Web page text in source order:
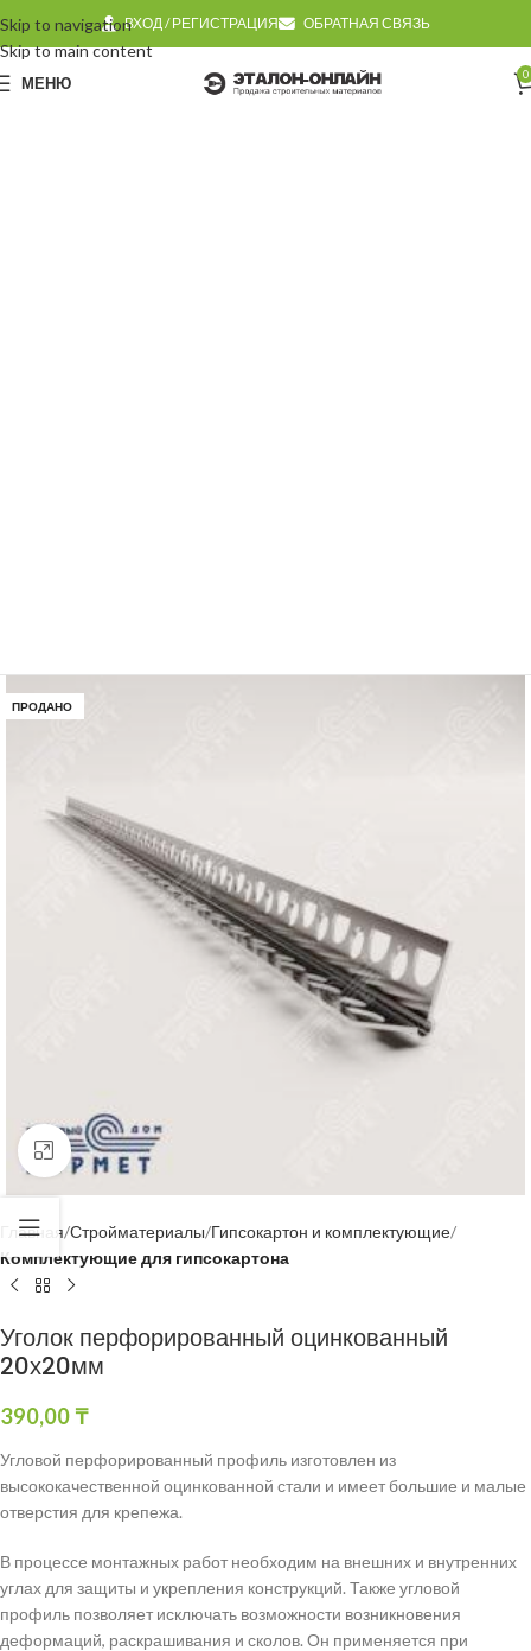
Skip to navigation
Skip to main content
ВХОД / РЕГИСТРАЦИЯ ОБРАТНАЯ СВЯЗЬ
МЕНЮ 0
ПРОДАНО
Нажмите, чтобы увеличить
Главная Стройматериалы Гипсокартон и комплектующие
Комплектующие для гипсокартона
Уголок перфорированный оцинкованный
20х20мм
390,00 ₸
Угловой перфорированный профиль изготовлен из
высококачественной оцинкованной стали и имеет большие и малые
отверстия для крепежа.
В процессе монтажных работ необходим на внешних и внутренних
углах для защиты и укрепления конструкций. Также угловой
профиль позволяет исключать возможности возникновения
деформаций, раскрашивания и сколов. Он применяется при